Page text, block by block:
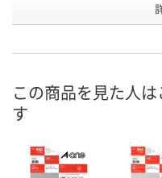
イズ
（86.4×50.8mm）
お申込番
在庫 あり
数量
この商品を見た人
す